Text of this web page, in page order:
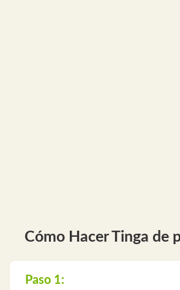
Cómo Hacer Tinga de
Paso 1: